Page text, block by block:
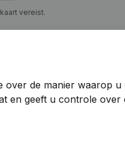
vereist.
de manier waarop u
en geeft u controle over